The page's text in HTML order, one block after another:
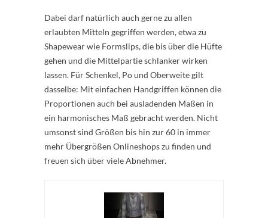
Dabei darf natürlich auch gerne zu allen
erlaubten Mitteln gegriffen werden, etwa zu
Shapewear wie Formslips, die bis über die Hüfte
gehen und die Mittelpartie schlanker wirken
lassen. Für Schenkel, Po und Oberweite gilt
dasselbe: Mit einfachen Handgriffen können die
Proportionen auch bei ausladenden Maßen in
ein harmonisches Maß gebracht werden. Nicht
umsonst sind Größen bis hin zur 60 in immer
mehr Übergrößen Onlineshops zu finden und
freuen sich über viele Abnehmer.